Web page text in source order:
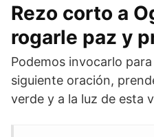
Rezo corto a
rogarle paz y
Podemos invocarlo
siguiente oración,
verde y a la luz de esta